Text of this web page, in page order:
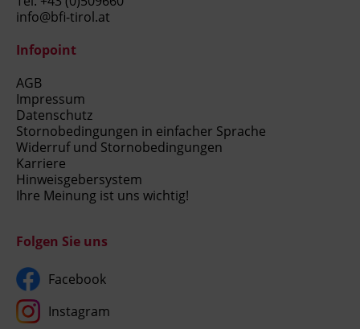
info@bfi-tirol.at
Infopoint
AGB
Impressum
Datenschutz
Stornobedingungen in einfacher Sprache
Widerruf und Stornobedingungen
Karriere
Hinweisgebersystem
Ihre Meinung ist uns wichtig!
Folgen Sie uns
Facebook
Instagram